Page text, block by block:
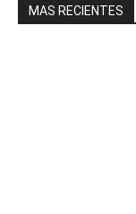
MAS RECIENTES